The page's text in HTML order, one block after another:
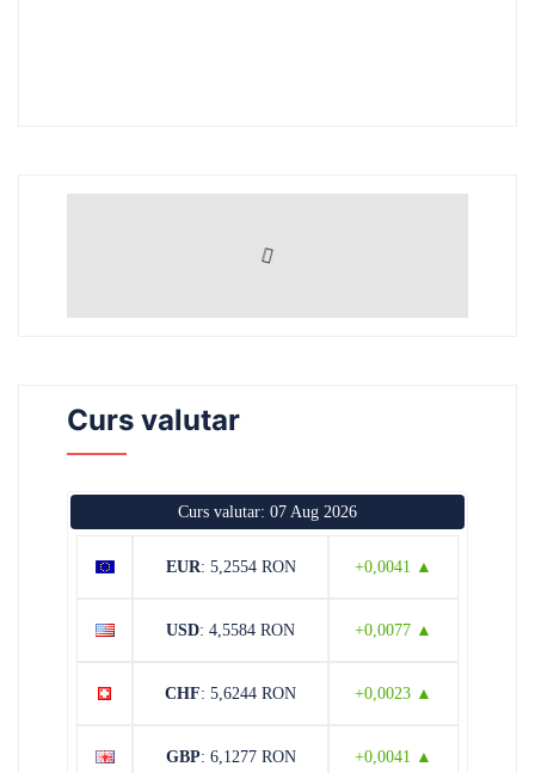
Curs valutar
Curs valutar: 07 Aug 2026
EUR: 5,2554 RON +0,0041 ▲
USD: 4,5584 RON +0,0077 ▲
CHF: 5,6244 RON +0,0023 ▲
GBP: 6,1277 RON +0,0041 ▲